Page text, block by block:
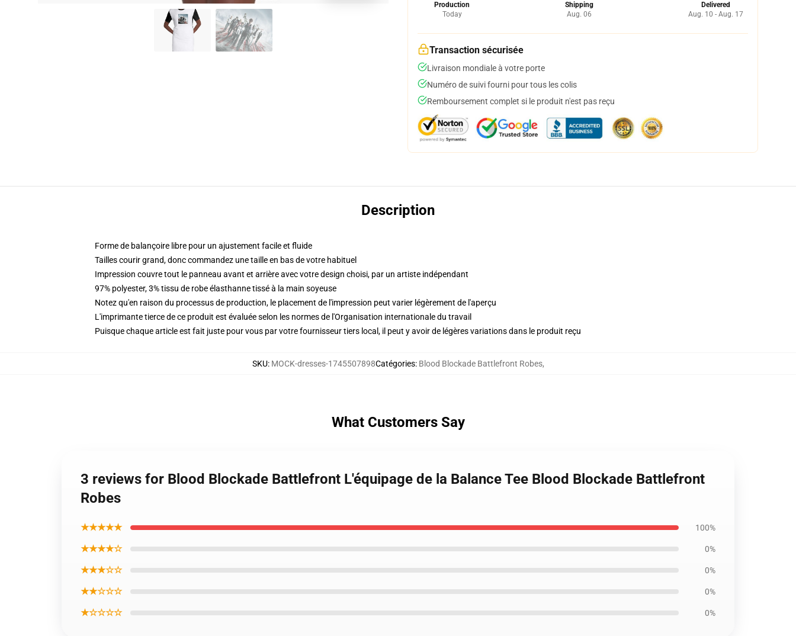
Production
Today
Shipping
Aug. 06
Delivered
Aug. 10 - Aug. 17
Transaction sécurisée
Livraison mondiale à votre porte
Numéro de suivi fourni pour tous les colis
Remboursement complet si le produit n'est pas reçu
Description
Forme de balançoire libre pour un ajustement facile et fluide
Tailles courir grand, donc commandez une taille en bas de votre habituel
Impression couvre tout le panneau avant et arrière avec votre design choisi, par un artiste indépendant
97% polyester, 3% tissu de robe élasthanne tissé à la main soyeuse
Notez qu'en raison du processus de production, le placement de l'impression peut varier légèrement de l'aperçu
L'imprimante tierce de ce produit est évaluée selon les normes de l'Organisation internationale du travail
Puisque chaque article est fait juste pour vous par votre fournisseur tiers local, il peut y avoir de légères variations dans le produit reçu
SKU: MOCK-dresses-1745507898Catégories: Blood Blockade Battlefront Robes,
What Customers Say
3 reviews for Blood Blockade Battlefront L'équipage de la Balance Tee Blood Blockade Battlefront
Robes
★★★★★ 100%
★★★★☆ 0%
★★★☆☆ 0%
★★☆☆☆ 0%
★☆☆☆☆ 0%